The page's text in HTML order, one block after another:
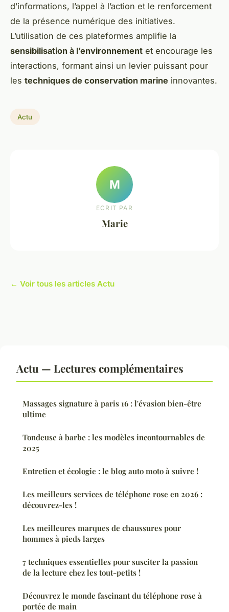
d’informations, l’appel à l’action et le renforcement
de la présence numérique des initiatives.
L’utilisation de ces plateformes amplifie la
sensibilisation à l’environnement et encourage les
interactions, formant ainsi un levier puissant pour
les techniques de conservation marine innovantes.
Actu
M
ECRIT PAR
Marie
← Voir tous les articles Actu
Actu — Lectures complémentaires
Massages signature à paris 16 : l'évasion bien-être
ultime
Tondeuse à barbe : les modèles incontournables de
2025
Entretien et écologie : le blog auto moto à suivre !
Les meilleurs services de téléphone rose en 2026 :
découvrez-les !
Les meilleures marques de chaussures pour
hommes à pieds larges
7 techniques essentielles pour susciter la passion
de la lecture chez les tout-petits !
Découvrez le monde fascinant du téléphone rose à
portée de main